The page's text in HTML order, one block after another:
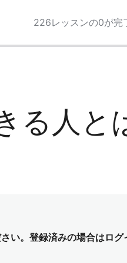
226レッスンの0が完
る人と
い。登録済みの場合はログ